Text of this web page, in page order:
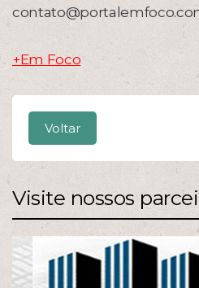
+Em Foco
Voltar
Visite nossos